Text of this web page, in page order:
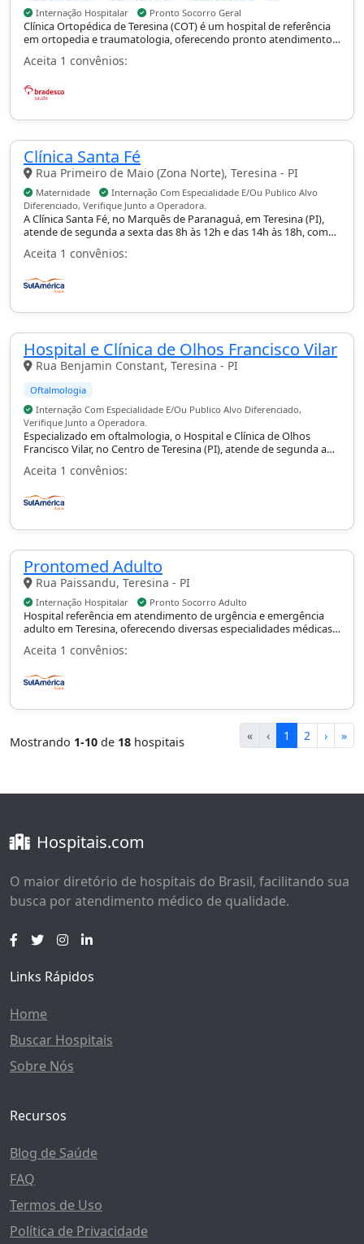
Internação Hospitalar
Pronto Socorro Geral
Clínica Ortopédica de Teresina (COT) é um hospital de referência
em ortopedia e traumatologia, oferecendo pronto atendimento,
cirurgia, internação e reabilitação.
Aceita 1 convênios:
Clínica Santa Fé
Rua Primeiro de Maio (Zona Norte), Teresina - PI
Maternidade
Internação Com Especialidade E/Ou Publico Alvo
Diferenciado, Verifique Junto a Operadora.
A Clínica Santa Fé, no Marquês de Paranaguá, em Teresina (PI),
atende de segunda a sexta das 8h às 12h e das 14h às 18h, com
maternidade e internação conforme especialidade.
Aceita 1 convênios:
Hospital e Clínica de Olhos Francisco Vilar
Rua Benjamin Constant, Teresina - PI
Oftalmologia
Internação Com Especialidade E/Ou Publico Alvo Diferenciado,
Verifique Junto a Operadora.
Especializado em oftalmologia, o Hospital e Clínica de Olhos
Francisco Vilar, no Centro de Teresina (PI), atende de segunda a
sexta das 8h às 12h e das 14h às 18h, com internação conforme
especialidade.
Aceita 1 convênios:
Prontomed Adulto
Rua Paissandu, Teresina - PI
Internação Hospitalar Pronto Socorro Adulto
Hospital referência em atendimento de urgência e emergência
adulto em Teresina, oferecendo diversas especialidades médicas e
Unidade de Terapia Intensiva.
Aceita 1 convênios:
Mostrando 1-10 de 18 hospitais « ‹ 1 2 › »
Hospitais.com
O maior diretório de hospitais do Brasil, facilitando sua
busca por atendimento médico de qualidade.
Links Rápidos
Home
Buscar Hospitais
Sobre Nós
Recursos
Blog de Saúde
FAQ
Termos de Uso
Política de Privacidade